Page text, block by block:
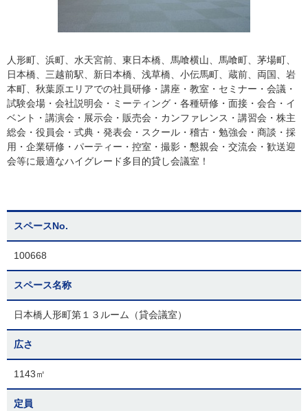
人形町、浜町、水天宮前、東日本橋、馬喰横山、馬喰町、茅場町、
日本橋、三越前駅、新日本橋、浅草橋、小伝馬町、蔵前、両国、岩
本町、秋葉原エリアでの社員研修・講座・教室・セミナー・会議・
試験会場・会社説明会・ミーティング・各種研修・面接・会合・イ
ベント・講演会・展示会・販売会・カンファレンス・講習会・株主
総会・役員会・式典・発表会・スクール・稽古・勉強会・商談・採
用・企業研修・パーティー・控室・撮影・懇親会・交流会・歓送迎
会等に最適なハイグレード多目的貸し会議室！
スペースNo.
100668
スペース名称
日本橋人形町第１３ルーム（貸会議室）
広さ
1143㎡
定員